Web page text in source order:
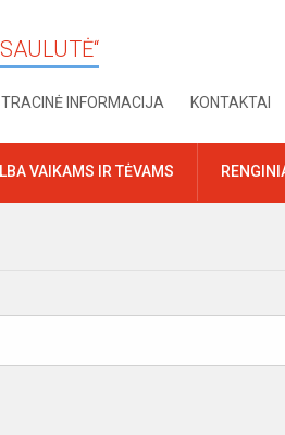
INFORMACIJA KONTAKTAI
VAIKAMS IR TĖVAMS